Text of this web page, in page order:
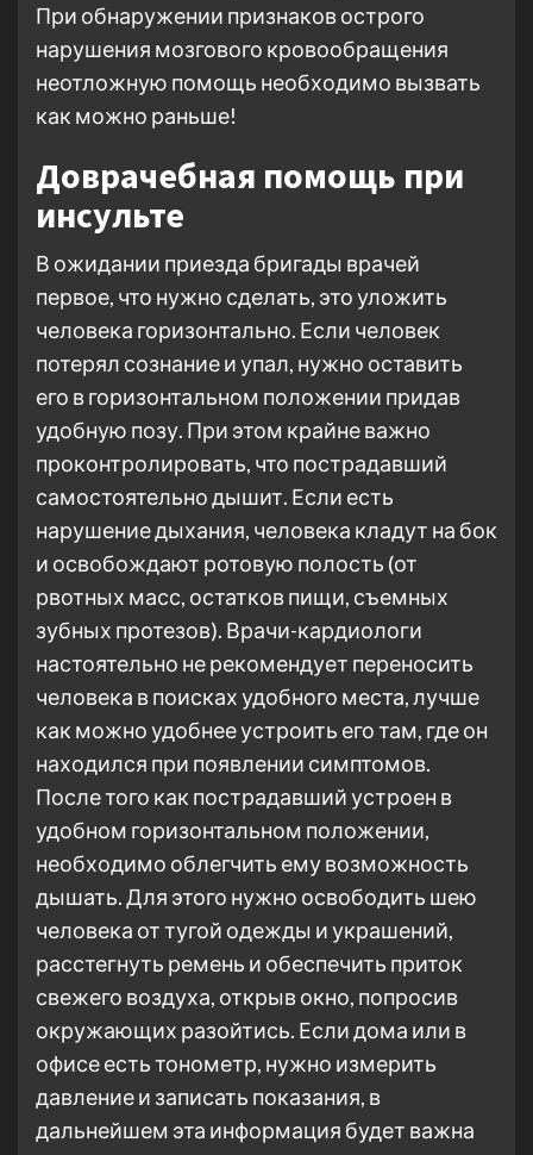
При обнаружении признаков острого
нарушения мозгового кровообращения
неотложную помощь необходимо вызвать
как можно раньше!
Доврачебная помощь при
инсульте
В ожидании приезда бригады врачей
первое, что нужно сделать, это уложить
человека горизонтально. Если человек
потерял сознание и упал, нужно оставить
его в горизонтальном положении придав
удобную позу. При этом крайне важно
проконтролировать, что пострадавший
самостоятельно дышит. Если есть
нарушение дыхания, человека кладут на бок
и освобождают ротовую полость (от
рвотных масс, остатков пищи, съемных
зубных протезов). Врачи-кардиологи
настоятельно не рекомендует переносить
человека в поисках удобного места, лучше
как можно удобнее устроить его там, где он
находился при появлении симптомов.
После того как пострадавший устроен в
удобном горизонтальном положении,
необходимо облегчить ему возможность
дышать. Для этого нужно освободить шею
человека от тугой одежды и украшений,
расстегнуть ремень и обеспечить приток
свежего воздуха, открыв окно, попросив
окружающих разойтись. Если дома или в
офисе есть тонометр, нужно измерить
давление и записать показания, в
дальнейшем эта информация будет важна